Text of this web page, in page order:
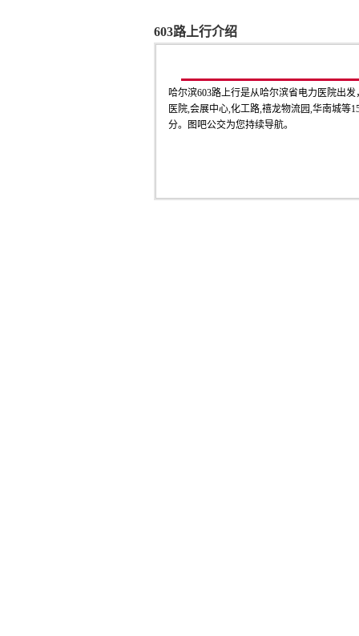
603路上行介绍
哈尔滨603路上行是从哈尔滨省电力医院出
医院,会展中心,化工路,禧龙物流园,华南城等
分。图吧公交为您持续导航。